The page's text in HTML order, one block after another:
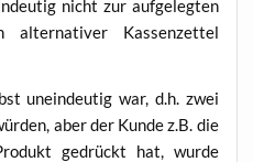
nicht zur auf­ge­leg­ten
Kas­sen­zet­tel
unein­deu­tig war, d.h. zwei
aber der Kun­de z.B. die
gedrückt hat, wur­de